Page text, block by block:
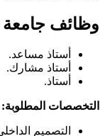
وظائف جامعة
أستاذ مساعد.
أستاذ مشارك.
أستاذ.
التخصصات المطلوبة:
التصميم